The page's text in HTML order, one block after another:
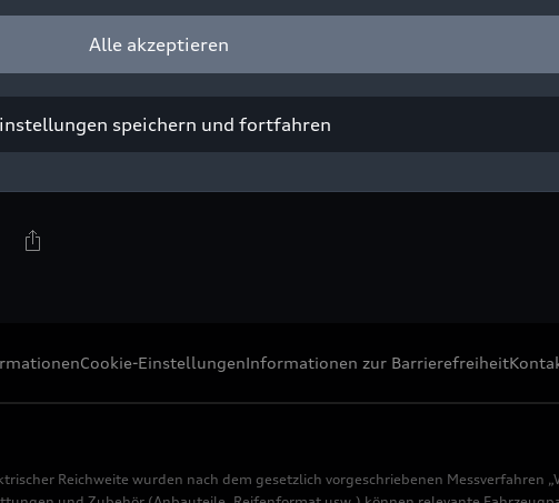
Cookie-EinstellungenInformationen zur Barrierefreiheit
Reichweite wurden nach dem gesetzlich vorgeschriebenen Messverfahren
Alle akzeptieren
speichern und fortfahren